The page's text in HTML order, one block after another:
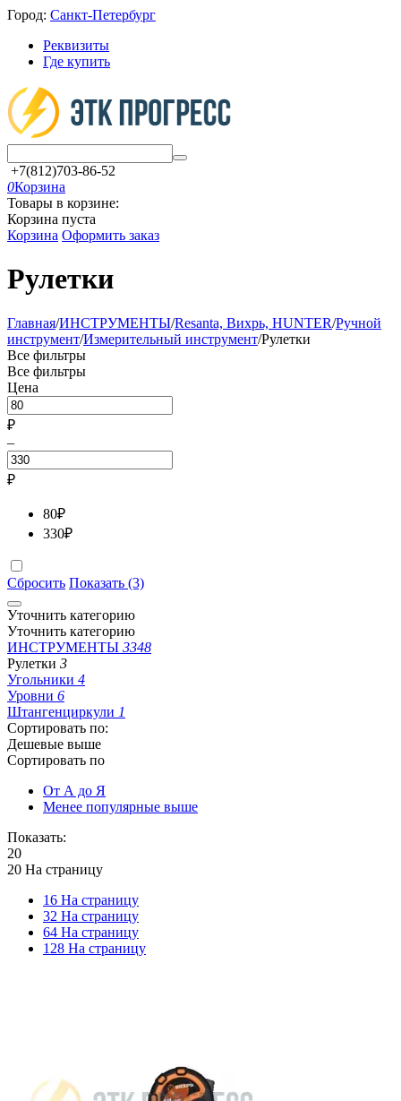
Город: Санкт-Петербург
Реквизиты
Где купить
+7(812)703-86-52
0Корзина
Товары в корзине:
Корзина пуста
Корзина Оформить заказ
Рулетки
Главная/ИНСТРУМЕНТЫ/Resanta, Вихрь, HUNTER/Ручной
инструмент/Измерительный инструмент/Рулетки
Все фильтры
Все фильтры
Цена
₽
–
₽
80₽
330₽
Сбросить Показать (3)
Уточнить категорию
Уточнить категорию
ИНСТРУМЕНТЫ 3348
Рулетки 3
Угольники 4
Уровни 6
Штангенциркули 1
Сортировать по:
Дешевые выше
Сортировать по
От А до Я
Менее популярные выше
Показать:
20
20 На страницу
16 На страницу
32 На страницу
64 На страницу
128 На страницу